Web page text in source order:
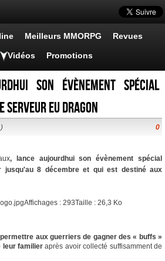
Meilleurs MMORPG Revues
Vidéos Promotions
son évènement spécial
EU Dragon
) 0
, lance aujourdhui son évènement spécial
jusqu'au 8 décembre et qui est destiné aux
aux guerriers de gagner des « buffs »
leur familieraprès avoir collecté suffisamment de